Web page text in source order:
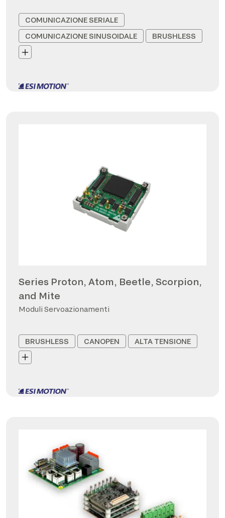
COMUNICAZIONE SERIALE
COMUNICAZIONE SINUSOIDALE
BRUSHLESS
Series Proton, Atom, Beetle, Scorpion,
and Mite
Moduli Servoazionamenti
BRUSHLESS CANOPEN ALTA TENSIONE